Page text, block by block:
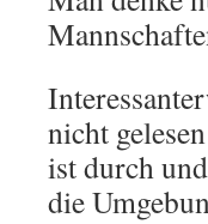
nicht
ist durch
die